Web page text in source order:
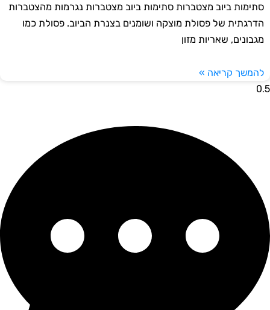
ביוב מצטברות סתימות ביוב מצטברות נגרמות מהצטברות
של פסולת מוצקה ושומנים בצנרת הביוב. פסולת כמו
שאריות מזון
קריאה »